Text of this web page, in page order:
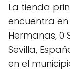
La tienda
encuentra
Hermanas, 0
Sevilla,
en el